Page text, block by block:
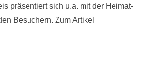
präsentiert sich u.a. mit der Heimat-
Besuchern. Zum Artikel